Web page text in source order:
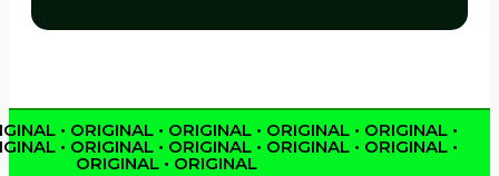
• ORIGINAL • ORIGINAL • ORIGINAL • ORIGINAL •
• ORIGINAL • ORIGINAL • ORIGINAL • ORIGINAL •
ORIGINAL • ORIGINAL